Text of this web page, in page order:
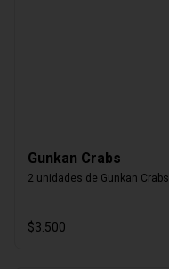
Gunkan Crabs
2 unidades de Gunkan Crabs
$3.500